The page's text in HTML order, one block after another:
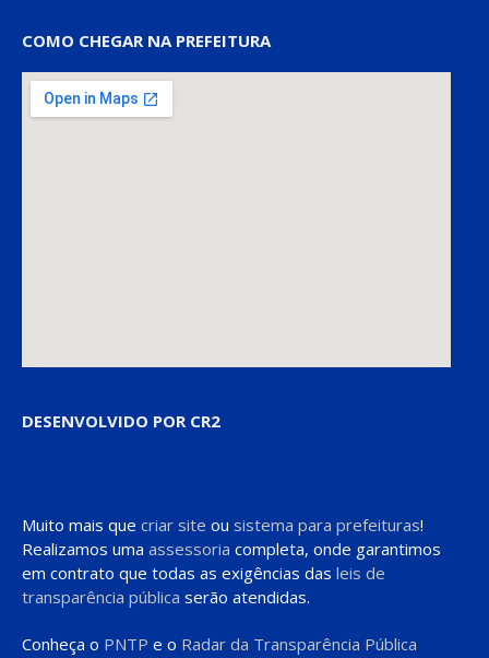
COMO CHEGAR NA PREFEITURA
DESENVOLVIDO POR CR2
Muito mais que criar site ou sistema para prefeituras!
Realizamos uma assessoria completa, onde garantimos
em contrato que todas as exigências das leis de
transparência pública serão atendidas.
Conheça o PNTP e o Radar da Transparência Pública